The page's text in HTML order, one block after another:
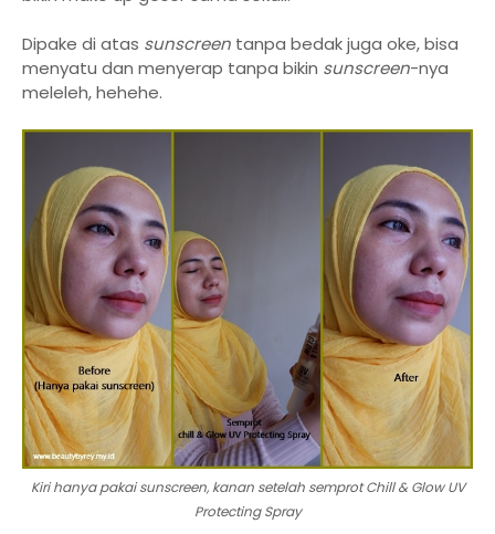
Dipake di atas sunscreen tanpa bedak juga oke, bisa
menyatu dan menyerap tanpa bikin sunscreen-nya
meleleh, hehehe.
Kiri hanya pakai sunscreen, kanan setelah semprot Chill & Glow UV
Protecting Spray